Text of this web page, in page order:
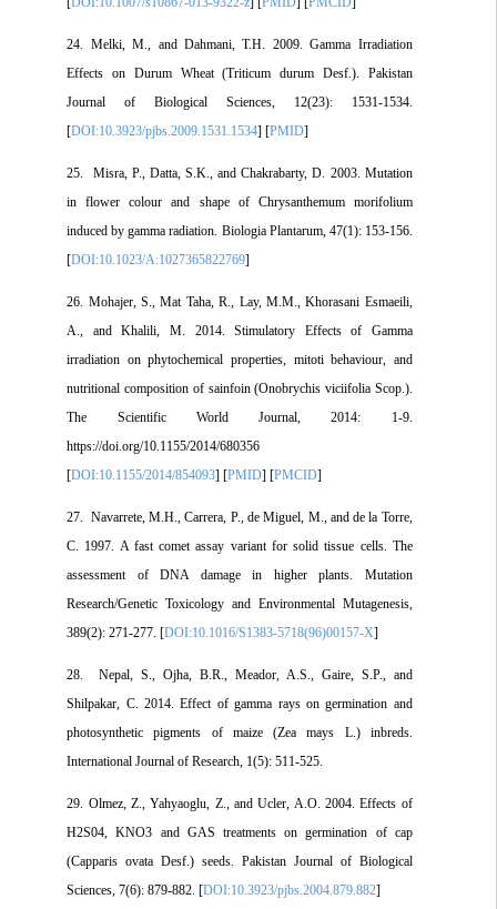
24. Melki, M., and Dahmani, T.H. 2009. Gamma Irradiation
Effects on Durum Wheat (Triticum durum Desf.). Pakistan
Journal of Biological Sciences, 12(23): 1531-1534.
[DOI:10.3923/pjbs.2009.1531.1534] [PMID
25. Misra, P., Datta, S.K., and Chakrabarty, D. 2003. Mutation
in flower colour and shape of Chrysanthemum morifolium
induced by gamma radiation. Biologia Plantarum, 47(1): 153-156.
[DOI:10.1023/A:1027365822769
26. Mohajer, S., Mat Taha, R., Lay, M.M., Khorasani Esmaeili,
A., and Khalili, M. 2014. Stimulatory Effects of Gamma
irradiation on phytochemical properties, mitoti behaviour, and
nutritional composition of sainfoin (Onobrychis viciifolia Scop.).
The Scientific World Journal, 2014: 1-9.
https://doi.org/10.1155/2014/680356
[DOI:10.1155/2014/854093] [PMID] [PMCID
27. Navarrete, M.H., Carrera, P., de Miguel, M., and de la Torre,
C. 1997. A fast comet assay variant for solid tissue cells. The
assessment of DNA damage in higher plants. Mutation
Research/Genetic Toxicology and Environmental Mutagenesis,
389(2): 271-277. [DOI:10.1016/S1383-5718(96)00157-X
28. Nepal, S., Ojha, B.R., Meador, A.S., Gaire, S.P., and
Shilpakar, C. 2014. Effect of gamma rays on germination and
photosynthetic pigments of maize (Zea mays L.) inbreds.
International Journal of Research, 1(5): 511-525.
29. Olmez, Z., Yahyaoglu, Z., and Ucler, A.O. 2004. Effects of
H2S04, KNO3 and GAS treatments on germination of cap
(Capparis ovata Desf.) seeds. Pakistan Journal of Biological
Sciences, 7(6): 879-882. [DOI:10.3923/pjbs.2004.879.882